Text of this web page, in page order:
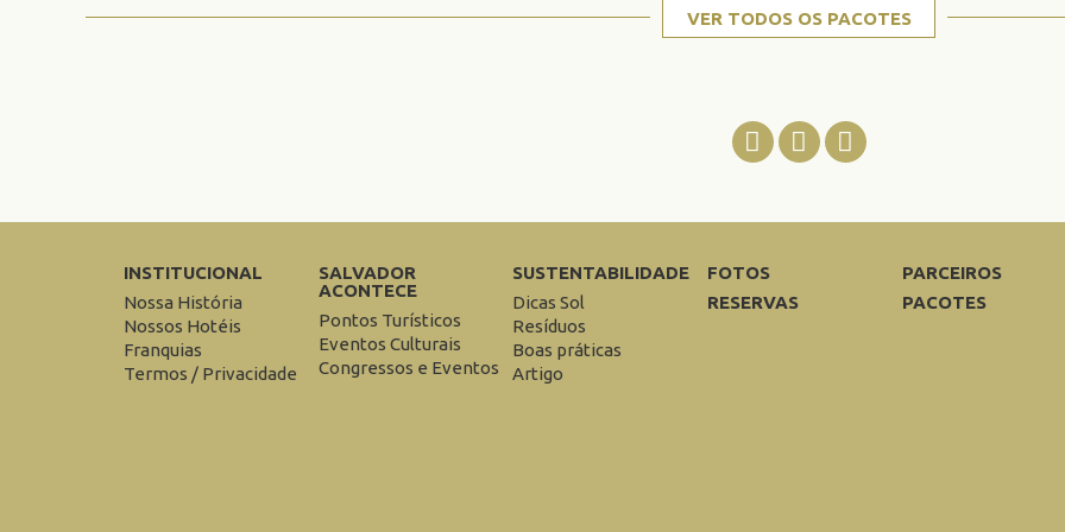
VER TODOS OS PACOTES
INSTITUCIONAL
Nossa História
Nossos Hotéis
Franquias
Termos / Privacidade
SALVADOR
ACONTECE
Pontos Turísticos
Eventos Culturais
Congressos e Eventos
SUSTENTABILIDADE
Dicas Sol
Resíduos
Boas práticas
Artigo
FOTOS PARCEIROS
RESERVAS
PACOTES